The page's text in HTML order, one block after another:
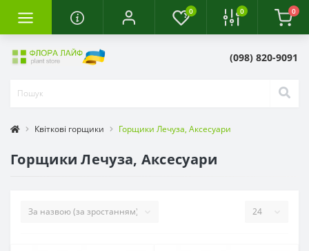
0 0 0
(098) 820-9091
Квіткові горщики Горщики Лечуза, Аксесуари
Горщики Лечуза, Аксесуари